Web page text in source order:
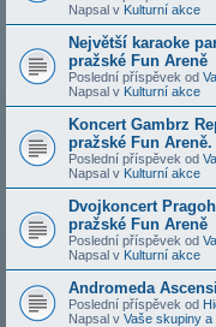
Napsal v Kulturní akce
Největší karaoke
pražské Fun Areně
Poslední příspěvek od
Napsal v Kulturní akce
Koncert Gambrz
pražské Fun Areně.
Poslední příspěvek od
Napsal v Kulturní akce
Dvojkoncert
pražské Fun Areně
Poslední příspěvek od
Napsal v Kulturní akce
Andromeda
Poslední příspěvek od
Napsal v Vaše skupiny a